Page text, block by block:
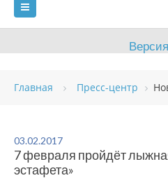
ГЛАВНАЯ СВЕДЕНИЯ ОБ
ОБЪЕКТЫ
ОЦЕНКА КАЧЕСТВА
Главная Пресс-центр
03.02.2017
7 февраля пройдёт
эстафета»